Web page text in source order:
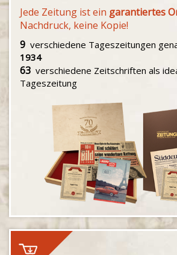
Jede Zeitung ist ein garantiertes
Nachdruck, keine Kopie!
9 verschiedene Tageszeitungen
1934
63 verschiedene Zeitschriften als
Tageszeitung